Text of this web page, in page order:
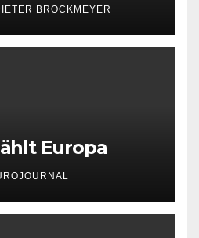
BROCKMEYER
Europa